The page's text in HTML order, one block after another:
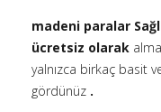
madeni paralar
ücretsiz olarak
yalnızca birkaç basit
gördünüz .